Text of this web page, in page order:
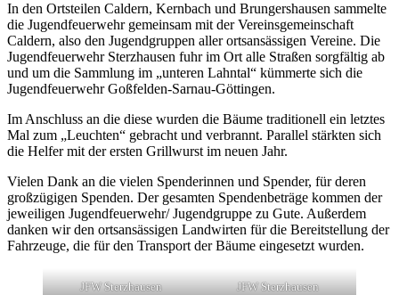
In den Ortsteilen Caldern, Kernbach und Brungershausen sammelte
die Jugendfeuerwehr gemeinsam mit der Vereinsgemeinschaft
Caldern, also den Jugendgruppen aller ortsansässigen Vereine. Die
Jugendfeuerwehr Sterzhausen fuhr im Ort alle Straßen sorgfältig ab
und um die Sammlung im „unteren Lahntal“ kümmerte sich die
Jugendfeuerwehr Goßfelden-Sarnau-Göttingen.
Im Anschluss an die diese wurden die Bäume traditionell ein letztes
Mal zum „Leuchten“ gebracht und verbrannt. Parallel stärkten sich
die Helfer mit der ersten Grillwurst im neuen Jahr.
Vielen Dank an die vielen Spenderinnen und Spender, für deren
großzügigen Spenden. Der gesamten Spendenbeträge kommen der
jeweiligen Jugendfeuerwehr/ Jugendgruppe zu Gute. Außerdem
danken wir den ortsansässigen Landwirten für die Bereitstellung der
Fahrzeuge, die für den Transport der Bäume eingesetzt wurden.
JFW Sterzhausen JFW Sterzhausen